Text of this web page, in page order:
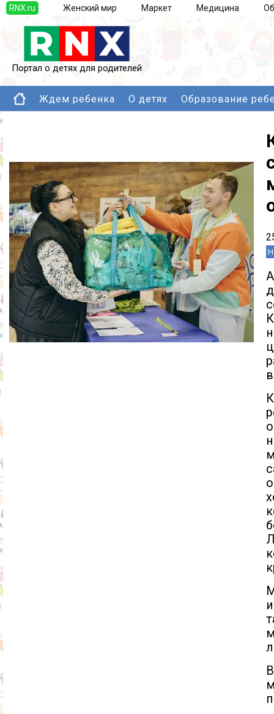
RNX.ru Женский мир Маркет Медицина
Портал о детях для родителей
Ждем ребенка О детях Образование